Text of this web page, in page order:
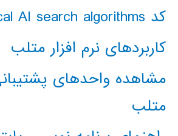
کد classical AI search algorithms
کاربردهای نرم افزار متلب
مشاهده واحدهای
متلب